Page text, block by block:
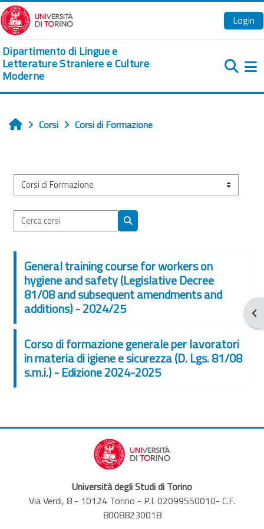
Vai al contenuto principale
Login
Dipartimento di Lingue e
Letterature Straniere e Culture
Moderne
Home
Corsi Corsi di Formazione
Categorie di corso
Cerca corsi
Cerca corsi
General training course for workers on
hygiene and safety (Legislative Decree
81/08 and subsequent amendments and
additions) - 2024/25
Corso di formazione generale per lavoratori
in materia di igiene e sicurezza (D. Lgs. 81/08
s.m.i.) - Edizione 2024-2025
Università degli Studi di Torino
Via Verdi, 8 - 10124 Torino - P.I. 02099550010- C.F.
80088230018